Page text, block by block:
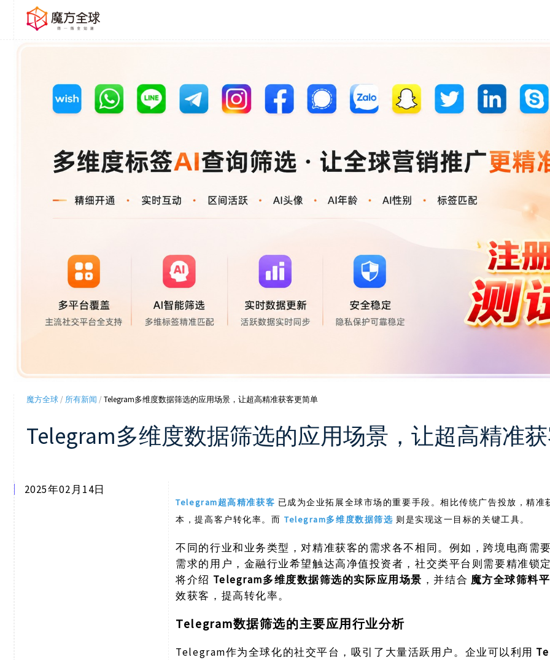
魔方全球 / 所有新闻 /Telegram多维度数据筛选的应用场景，让超高精准获客更简单
Telegram多维度数据筛选的应用场景，让超高精准
2025年02月14日
Telegram超高精准获客 已成为企业拓展全球市场的重要手段。相比传统广告投放，精准
本，提高客户转化率。而 Telegram多维度数据筛选 则是实现这一目标的关键工具。
不同的行业和业务类型，对精准获客的需求各不相同。例如，跨境电商需
需求的用户，金融行业希望触达高净值投资者，社交类平台则需要精准锁
将介绍 Telegram多维度数据筛选的实际应用场景 ，并结合 魔方全球筛料
效获客，提高转化率。
Telegram数据筛选的主要应用行业分析
Telegram作为全球化的社交平台，吸引了大量活跃用户。企业可以利用